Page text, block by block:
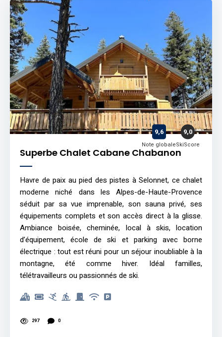
Superbe Chalet Cabane Chabanon
9,6
Note globale
9,0
SkiScore
Havre de paix au pied des pistes à Selonnet, ce chalet
moderne niché dans les Alpes-de-Haute-Provence
séduit par sa vue imprenable, son sauna privé, ses
équipements complets et son accès direct à la glisse.
Ambiance boisée, cheminée, local à skis, location
d’équipement, école de ski et parking avec borne
électrique : tout est réuni pour un séjour inoubliable à la
montagne, été comme hiver. Idéal familles,
télétravailleurs ou passionnés de ski.
297 0